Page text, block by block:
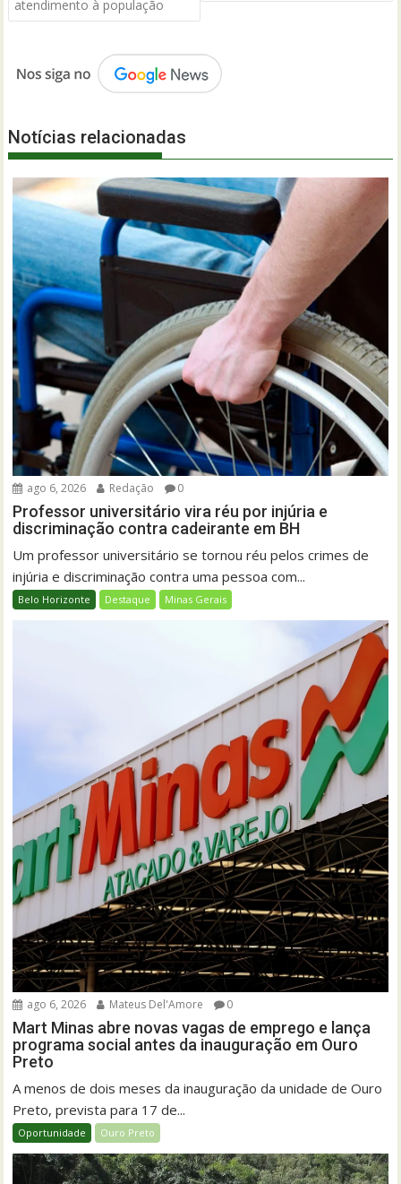
atendimento à população
Notícias relacionadas
ago 6, 2026 Redação 0
Professor universitário vira réu por injúria e
discriminação contra cadeirante em BH
Um professor universitário se tornou réu pelos crimes de
injúria e discriminação contra uma pessoa com...
Belo Horizonte Destaque Minas Gerais
ago 6, 2026 Mateus Del'Amore 0
Mart Minas abre novas vagas de emprego e lança
programa social antes da inauguração em Ouro
Preto
A menos de dois meses da inauguração da unidade de Ouro
Preto, prevista para 17 de...
Oportunidade Ouro Preto